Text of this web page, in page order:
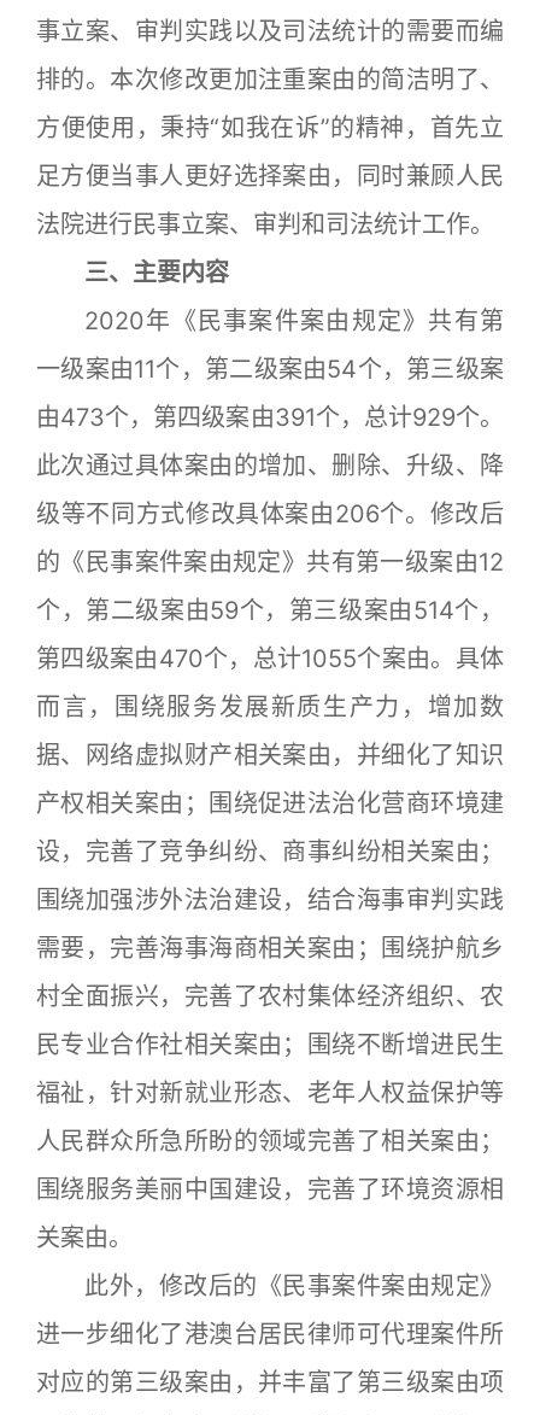
事立案、审判实践以及司法统计的需要而编
排的。本次修改更加注重案由的简洁明了、
方便使用，秉持“如我在诉”的精神，首先立
足方便当事人更好选择案由，同时兼顾人民
法院进行民事立案、审判和司法统计工作。
三、主要内容
2020年《民事案件案由规定》共有第
一级案由11个，第二级案由54个，第三级案
由473个，第四级案由391个，总计929个。
此次通过具体案由的增加、删除、升级、降
级等不同方式修改具体案由206个。修改后
的《民事案件案由规定》共有第一级案由12
个，第二级案由59个，第三级案由514个，
第四级案由470个，总计1055个案由。具体
而言，围绕服务发展新质生产力，增加数
据、网络虚拟财产相关案由，并细化了知识
产权相关案由；围绕促进法治化营商环境建
设，完善了竞争纠纷、商事纠纷相关案由；
围绕加强涉外法治建设，结合海事审判实践
需要，完善海事海商相关案由；围绕护航乡
村全面振兴，完善了农村集体经济组织、农
民专业合作社相关案由；围绕不断增进民生
福祉，针对新就业形态、老年人权益保护等
人民群众所急所盼的领域完善了相关案由；
围绕服务美丽中国建设，完善了环境资源相
关案由。
此外，修改后的《民事案件案由规定》
进一步细化了港澳台居民律师可代理案件所
对应的第三级案由，并丰富了第三级案由项